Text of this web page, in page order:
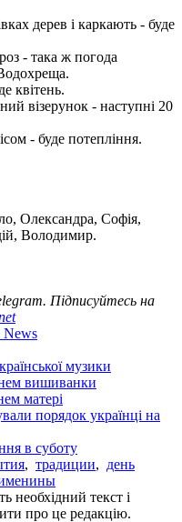
дерев і каркають - буде
- така ж погода
квітень.
візерунок - наступні 20
- буде потепління.
Олександра, Софія,
Володимир.
Підписуйтесь на
News
музики
вишиванки
матері
порядок українці на
в суботу
, традиции, день
необхідний текст і
про це редакцію.